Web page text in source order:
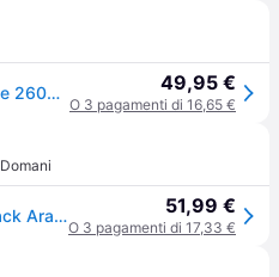
Zaino Head Tour 25l Arancione 260336 49,95 €
O 3 pagamenti di 16,65 €
Domani
Head Racket Tour 25l Backpack Arancione 51,99 €
O 3 pagamenti di 17,33 €